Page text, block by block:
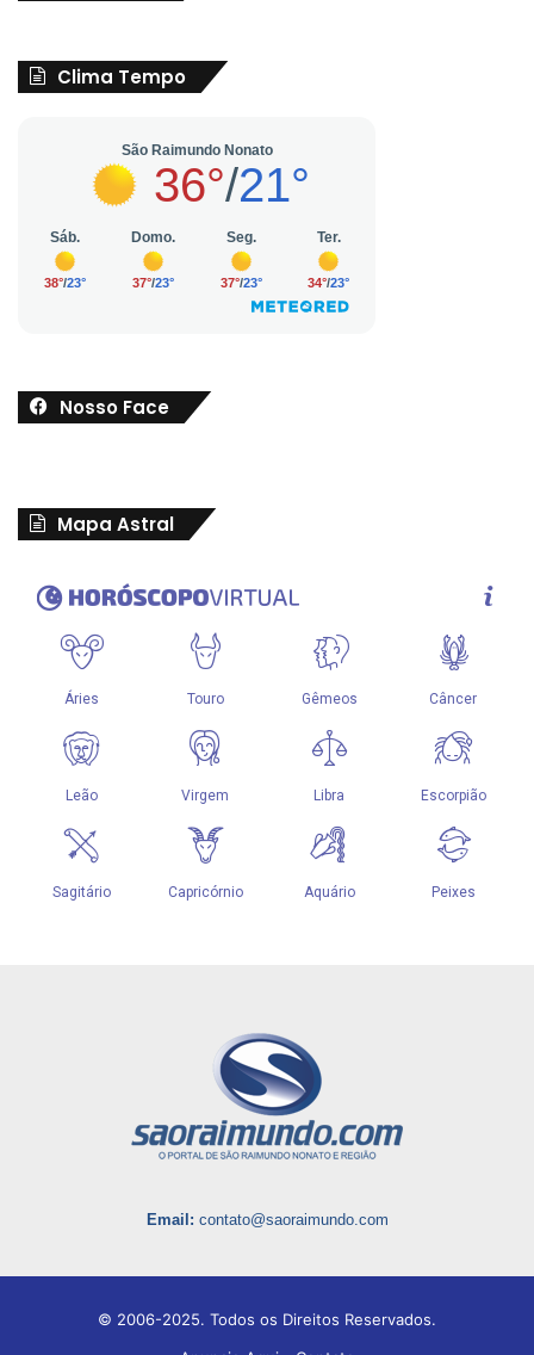
Clima Tempo
Nosso Face
Mapa Astral
Email: contato@saoraimundo.com
© 2006-2025. Todos os Direitos Reservados.